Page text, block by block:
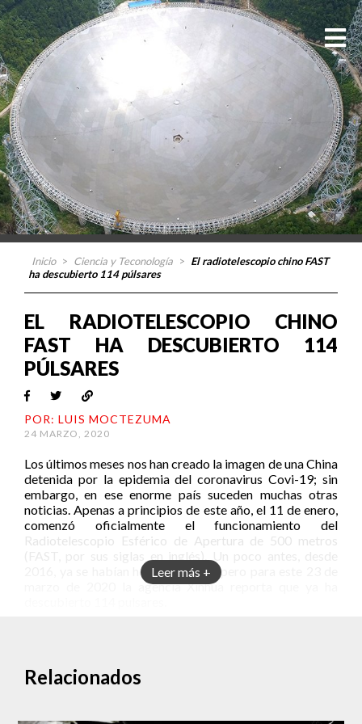
Inicio > Ciencia y Teconología > El radiotelescopio chino FAST
ha descubierto 114 púlsares
Leer más +
EL RADIOTELESCOPIO CHINO
FAST HA DESCUBIERTO 114
PÚLSARES
POR: LUIS MOCTEZUMA
24 MARZO, 2020
Los últimos meses nos han creado la imagen de una China
detenida por la epidemia del coronavirus Covi-19; sin
embargo, en ese enorme país suceden muchas otras
noticias. Apenas a principios de este año, el 11 de enero,
comenzó oficialmente el funcionamiento del
Radiotelescopio Esférico de Apertura de 500 metros
2016, ya se habían hecho pruebas, pero para este 23 de
marzo de 2020 la agencia Xinhua reporta que ya ha
En lo que va de este año el FAST ha realizado casi mil
horas de observación estelar. La última fecha reportada
Observatorios Astronómicos Nacionales de China fue el
Relacionados